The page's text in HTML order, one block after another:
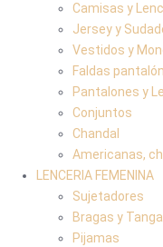
Camisas y
Jersey y
Vestidos y
Faldas
Pantalones y
Conjuntos
Chandal
Americanas,
LENCERIA FEMENINA
Sujetadores
Bragas y Tanga
Pijamas